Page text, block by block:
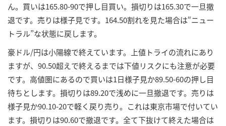
ん。買いは165.80-90で押し目買い。損切りは165.30で一旦撤
退です。売りは様子見です。164.50割れを見た場合は“ニュー
トラル”な状態に戻します。
豪ドル/円は小陽線で終えています。上値トライの流れにあり
ますが、90.50超えで終えるまでは下値リスクにも注意が必要
です。高値圏にあるので買いは1日様子見か89.50-60の押し目
待ちとします。損切りは89.20で浅めに一旦撤退です。売りは
様子見か90.10-20で軽く戻り売り。これは東京市場で付いてい
ます。損切りは90.60で撤退です。全て下抜けて終えた場合は